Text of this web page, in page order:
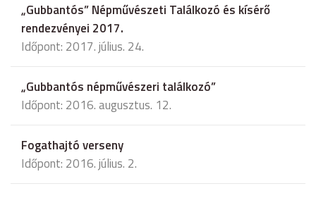
„Gubbantós” Népművészeti Találkozó és kísérő
rendezvényei 2017.
Időpont: 2017. július. 24.
„Gubbantós népművészeri találkozó”
Időpont: 2016. augusztus. 12.
Fogathajtó verseny
Időpont: 2016. július. 2.